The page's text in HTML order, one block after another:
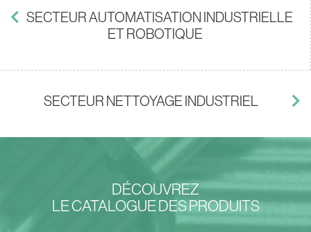
SECTEUR AUTOMATISATION INDUSTRIELLE
ET ROBOTIQUE
SECTEUR NETTOYAGE INDUSTRIEL
DÉCOUVREZ
LE CATALOGUE DES PRODUITS